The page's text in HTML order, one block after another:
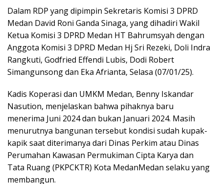
Dalam RDP yang dipimpin Sekretaris Komisi 3 DPRD
Medan David Roni Ganda Sinaga, yang dihadiri Wakil
Ketua Komisi 3 DPRD Medan HT Bahrumsyah dengan
Anggota Komisi 3 DPRD Medan Hj Sri Rezeki, Doli Indra
Rangkuti, Godfried Effendi Lubis, Dodi Robert
Simangunsong dan Eka Afrianta, Selasa (07/01/25).
Kadis Koperasi dan UMKM Medan, Benny Iskandar
Nasution, menjelaskan bahwa pihaknya baru
menerima Juni 2024 dan bukan Januari 2024. Masih
menurutnya bangunan tersebut kondisi sudah kupak-
kapik saat diterimanya dari Dinas Perkim atau Dinas
Perumahan Kawasan Permukiman Cipta Karya dan
Tata Ruang (PKPCKTR) Kota MedanMedan selaku yang
membangun.